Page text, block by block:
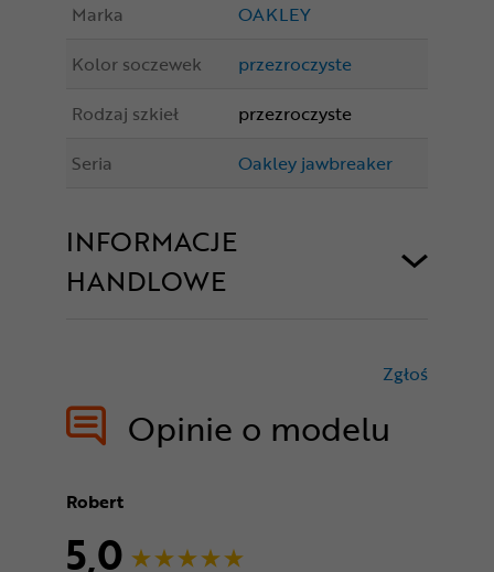
Marka
OAKLEY
Kolor soczewek
przezroczyste
Rodzaj szkieł
przezroczyste
Seria
Oakley jawbreaker
INFORMACJE
HANDLOWE
Opinie o modelu
Zgłoś
Robert
5,0